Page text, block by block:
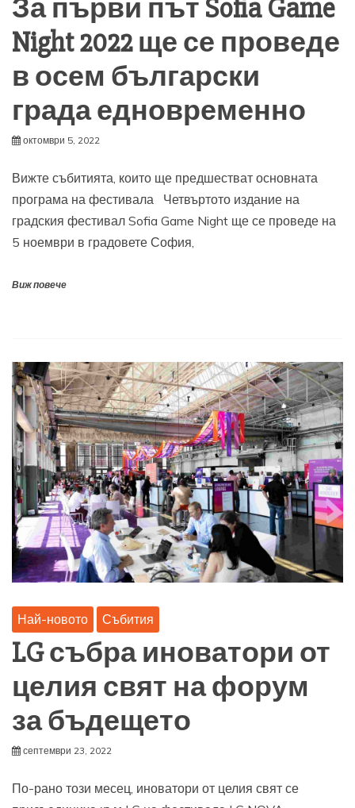
За първи път Sofia Game
Night 2022 ще се проведе
в осем български
града едновременно
октомври 5, 2022
Вижте събитията, които ще предшестват основната
програма на фестивала Четвъртото издание на
градския фестивал Sofia Game Night ще се проведе на
5 ноември в градовете София,
Виж повече
Най-новото Събития
LG събра иноватори от
целия свят на форум
за бъдещето
септември 23, 2022
По-рано този месец, иноватори от целия свят се